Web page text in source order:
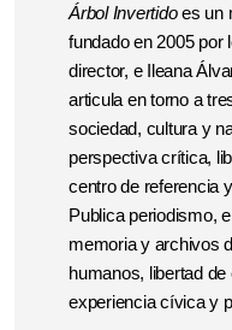
Árbol Invertidoes un
fundado en 2005
director, e Ileana
articula en torno a
sociedad, cultura y
perspectiva crítica,
centro de referencia
Publica periodismo,
memoria y archivos
humanos, libertad
experiencia cívica y